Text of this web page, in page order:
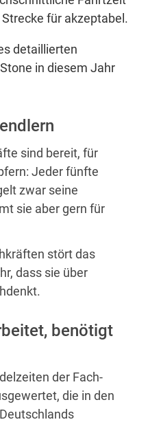
für akzeptabel.
detaillierten
in diesem Jahr
sind bereit, für
Jeder fünfte
zwar seine
sie aber gern für
stört das
dass sie über
benötigt
der Fach-
die in den